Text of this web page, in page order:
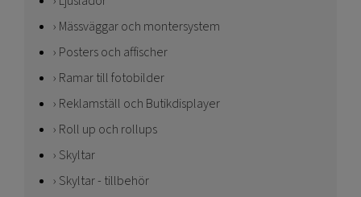
Mässväggar och montersystem
Posters och affischer
Ramar till fotobilder
Reklamställ och Butikdisplayer
Roll up och rollups
Skyltar
Skyltar - tillbehör